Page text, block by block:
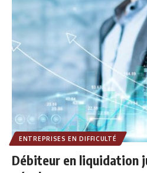
ENTREPRISES EN DIFFICULTÉ
Débiteur en liquidation